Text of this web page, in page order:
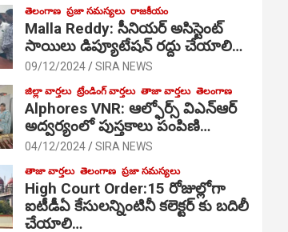
తెలంగాణ ప్రజా సమస్యలు రాజకీయం
Malla Reddy: సీనియర్ అసిస్టెంట్
సాయిలు డిప్యూటేషన్ రద్దు చేయాలి…
09/12/2024 SIRA NEWS
జిల్లా వార్తలు ట్రేండింగ్ వార్తలు తాజా వార్తలు తెలంగాణ
Alphores VNR: ఆల్ఫోర్స్ విఎన్ఆర్
అద్వర్యంలో పుస్తకాలు పంపిణి…
04/12/2024 SIRA NEWS
తాజా వార్తలు తెలంగాణ ప్రజా సమస్యలు
High Court Order:15 రోజుల్లోగా
ఐటీడీఏ కేసులన్నింటినీ కలెక్టర్ కు బదిలీ
చేయాలి…